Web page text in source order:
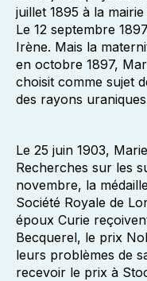
juillet 1895 à la
Le 12 septembre
Irène. Mais la
en octobre 1897,
choisit comme sujet
des rayons
Le 25 juin 1903,
Recherches sur les
novembre, la
Société Royale de
époux Curie
Becquerel, le prix
leurs problèmes de
recevoir le prix à